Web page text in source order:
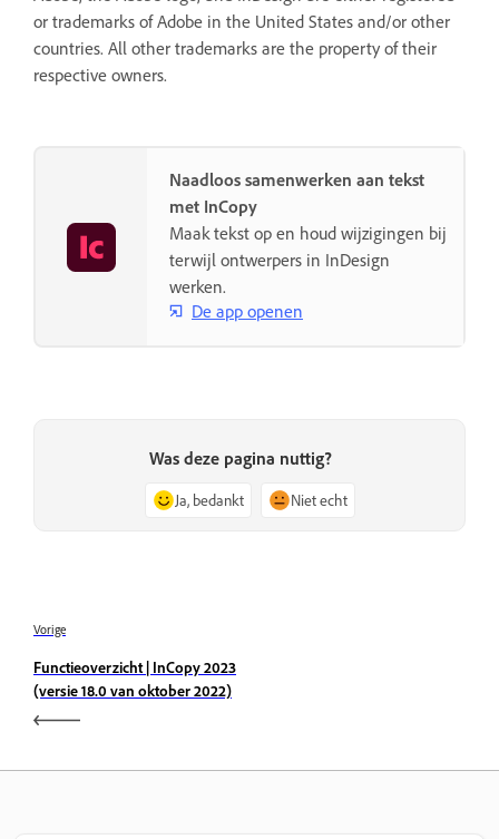
or trademarks of Adobe in the United States and/or other
countries. All other trademarks are the property of their
respective owners.
Naadloos samenwerken aan tekst
met InCopy
Maak tekst op en houd wijzigingen bij
terwijl ontwerpers in InDesign
werken.
De app openen
Was deze pagina nuttig?
Ja, bedankt Niet echt
Vorige
Functieoverzicht | InCopy 2023
(versie 18.0 van oktober 2022)